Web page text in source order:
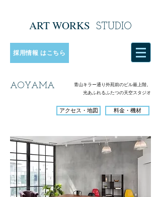
ART WORKS STUDIO
採用情報 はこちら
AOYAMA
​青山キラー通り外苑前のビル最上階。
光あふれるふたつの天空スタジオ
アクセス・地図 料金・機材